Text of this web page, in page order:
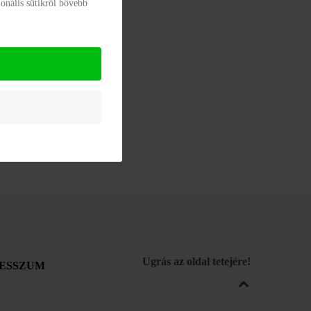
Ugrás az oldal tetejére!
sütikről bővebb